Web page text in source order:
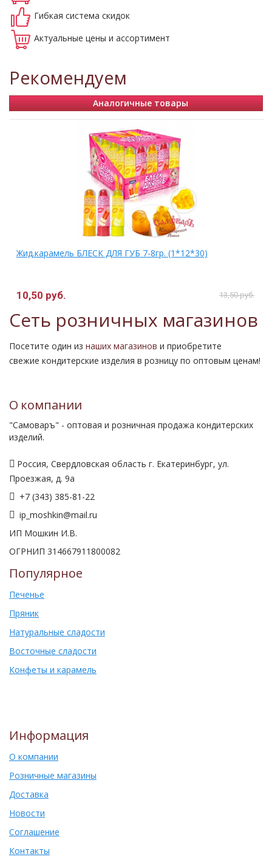
Гибкая система скидок
Актуальные цены и ассортимент
Рекомендуем
Аналогичные товары
Жид.карамель БЛЕСК ДЛЯ ГУБ 7-8гр. (1*12*30)
10,50 руб. 13,50 руб.
Сеть розничных магазинов
Посетите один из наших магазинов и приобретите
свежие кондитерские изделия в розницу по оптовым ценам!
О компании
"Самоваръ" - оптовая и розничная продажа кондитерских
изделий.
Россия, Свердловская область г. Екатеринбург, ул.
Проезжая, д. 9а
+7 (343) 385-81-22
ip_moshkin@mail.ru
ИП Мошкин И.В.
ОГРНИП 314667911800082
Популярное
Печенье
Пряник
Натуральные сладости
Восточные сладости
Конфеты и карамель
Информация
О компании
Розничные магазины
Доставка
Новости
Соглашение
Контакты